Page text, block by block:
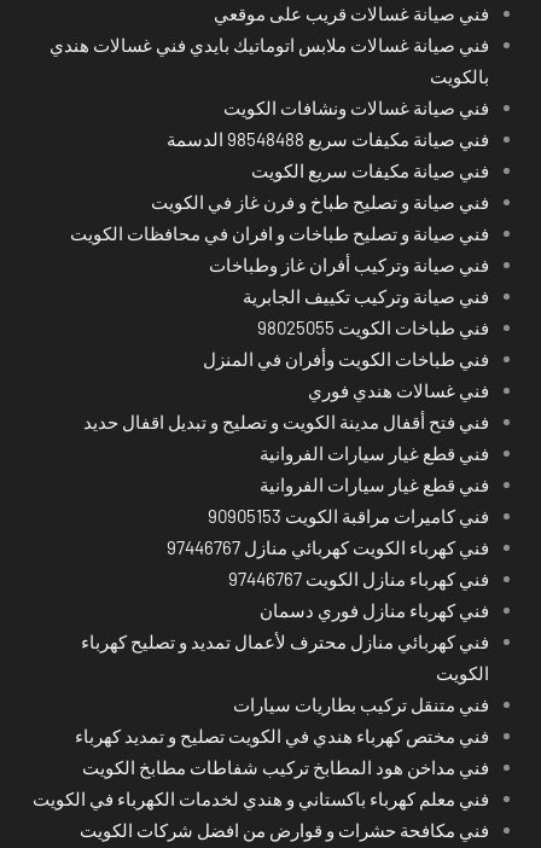
فني صيانة غسالات قريب على موقعي
فني صيانة غسالات ملابس اتوماتيك بايدي فني غسالات هندي
بالكويت
فني صيانة غسالات ونشافات الكويت
فني صيانة مكيفات سريع 98548488 الدسمة
فني صيانة مكيفات سريع الكويت
فني صيانة و تصليح طباخ و فرن غاز في الكويت
فني صيانة و تصليح طباخات و افران في محافظات الكويت
فني صيانة وتركيب أفران غاز وطباخات
فني صيانة وتركيب تكييف الجابرية
فني طباخات الكويت 98025055
فني طباخات الكويت وأفران في المنزل
فني غسالات هندي فوري
فني فتح أقفال مدينة الكويت و تصليح و تبديل اقفال حديد
فني قطع غيار سيارات الفروانية
فني قطع غيار سيارات الفروانية
فني كاميرات مراقبة الكويت 90905153
فني كهرباء الكويت كهربائي منازل 97446767
فني كهرباء منازل الكويت 97446767
فني كهرباء منازل فوري دسمان
فني كهربائي منازل محترف لأعمال تمديد و تصليح كهرباء
الكويت
فني متنقل تركيب بطاريات سيارات
فني مختص كهرباء هندي في الكويت تصليح و تمديد كهرباء
فني مداخن هود المطابخ تركيب شفاطات مطابخ الكويت
فني معلم كهرباء باكستاني و هندي لخدمات الكهرباء في الكويت
فني مكافحة حشرات و قوارض من افضل شركات الكويت